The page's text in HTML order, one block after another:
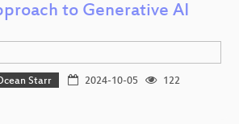
to Generative AI
Starr 2024-10-05
122